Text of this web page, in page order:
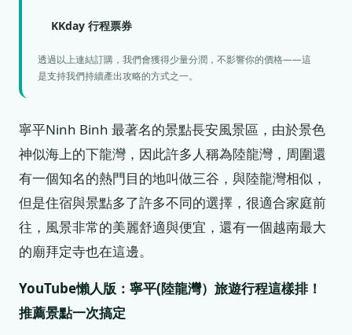
KKday 行程票券
透過以上連結訂購，我們會獲得少量分潤，不影響你的價格——這
是支持我們持續產出攻略的方式之一。
寧平Ninh Binh 最著名的景點長安風景區，由於景色
神似海上的下龍灣，因此許多人稱為陸龍灣，周圍還
有一個知名的熱門目的地叫做三谷，與陸龍灣相似，
但是住宿與景點多了許多不同的選擇，很適合家庭前
往，風景非常的美麗舒適與便宜，還有一個越南最大
的廟拜定寺也在這邊。
YouTube懶人版：寧平(陸龍灣）旅遊行程這樣排！
推薦景點一次搞定